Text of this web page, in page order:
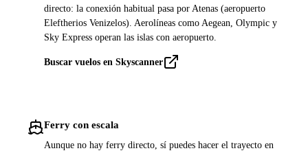
directo: la conexión habitual pasa por Atenas (aeropuerto
Eleftherios Venizelos). Aerolíneas como Aegean, Olympic y
Sky Express operan las islas con aeropuerto.
Buscar vuelos en Skyscanner
Ferry con escala
Aunque no hay ferry directo, sí puedes hacer el trayecto en